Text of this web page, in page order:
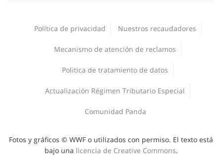
Empleos
Deporte y Naturaleza
Política de privacidad Nuestros recaudadores
Mecanismo de atención de reclamos
Politica de tratamiento de datos
Actualización Régimen Tributario Especial
Comunidad Panda
Fotos y gráficos © WWF o utilizados con permiso. El texto está
bajo una licencia de Creative Commons.